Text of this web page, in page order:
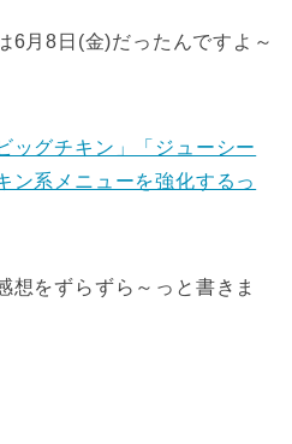
6月8日(金)だったんですよ～
ッグチキン」「ジューシー
ン系メニューを強化するっ
想をずらずら～っと書きま